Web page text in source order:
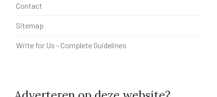
Contact
Sitemap
Write for Us - Complete Guidelines